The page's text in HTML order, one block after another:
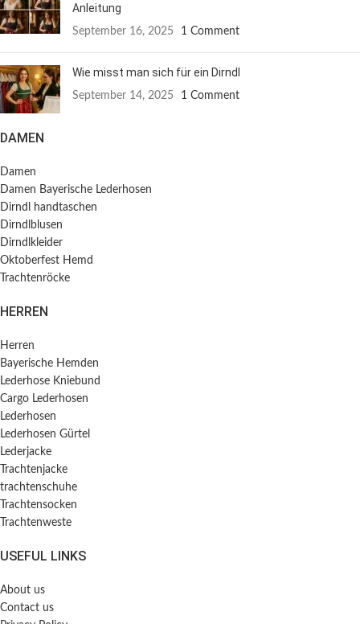
Anleitung
September 16, 2025 1 Comment
Wie misst man sich für ein Dirndl
September 14, 2025 1 Comment
DAMEN
Damen
Damen Bayerische Lederhosen
Dirndl handtaschen
Dirndlblusen
Dirndlkleider
Oktoberfest Hemd
Trachtenröcke
HERREN
Herren
Bayerische Hemden​
Lederhose Kniebund
Cargo Lederhosen
Lederhosen
Lederhosen Gürtel
Lederjacke
Trachtenjacke
trachtenschuhe
Trachtensocken
Trachtenweste
USEFUL LINKS
About us
Contact us